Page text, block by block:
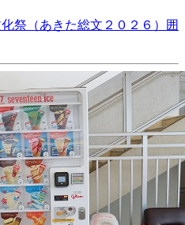
祭（あきた総文２０２６）囲